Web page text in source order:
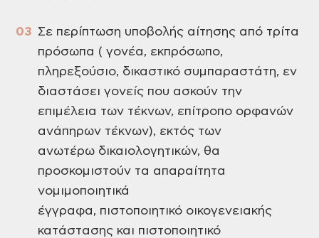
Σε περίπτωση υποβολής αίτησης από τρίτα
πρόσωπα ( γονέα, εκπρόσωπο,
πληρεξούσιο, δικαστικό συμπαραστάτη, εν
διαστάσει γονείς που ασκούν την
επιμέλεια των τέκνων, επίτροπο ορφανών
ανάπηρων τέκνων), εκτός των
ανωτέρω δικαιολογητικών, θα
προσκομιστούν τα απαραίτητα
νομιμοποιητικά
έγγραφα, πιστοποιητικό οικογενειακής
κατάστασης και πιστοποιητικό